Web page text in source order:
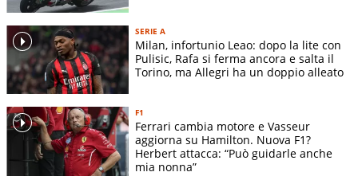
SERIE A
Milan, infortunio Leao: dopo la lite con
Pulisic, Rafa si ferma ancora e salta il
Torino, ma Allegri ha un doppio alleato
F1
Ferrari cambia motore e Vasseur
aggiorna su Hamilton. Nuova F1?
Herbert attacca: “Può guidarle anche
mia nonna”